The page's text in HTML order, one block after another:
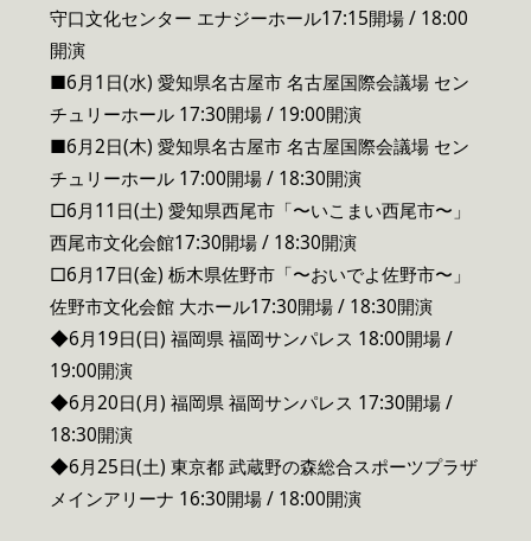
守口文化センター エナジーホール17:15開場 / 18:00
開演
■6月1日(水) 愛知県名古屋市 名古屋国際会議場 セン
チュリーホール 17:30開場 / 19:00開演
■6月2日(木) 愛知県名古屋市 名古屋国際会議場 セン
チュリーホール 17:00開場 / 18:30開演
□6月11日(土) 愛知県西尾市「〜いこまい西尾市〜」
西尾市文化会館17:30開場 / 18:30開演
□6月17日(金) 栃木県佐野市「〜おいでよ佐野市〜」
佐野市文化会館 大ホール17:30開場 / 18:30開演
◆6月19日(日) 福岡県 福岡サンパレス 18:00開場 /
19:00開演
◆6月20日(月) 福岡県 福岡サンパレス 17:30開場 /
18:30開演
◆6月25日(土) 東京都 武蔵野の森総合スポーツプラザ
メインアリーナ 16:30開場 / 18:00開演